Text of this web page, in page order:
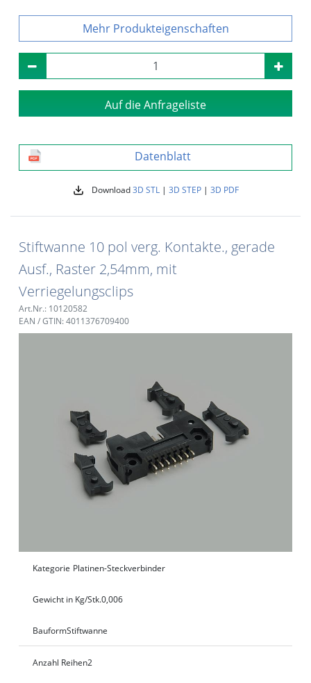
Produkteigenschaften
Auf die Anfrageliste
Datenblatt
Download3D STL| 3D STEP| 3D PDF
Stiftwanne 10 pol verg. Kontakte., gerade
Ausf., Raster 2,54mm, mit
Verriegelungsclips
Art.Nr.: 10120582
EAN / GTIN: 4011376709400
Kategorie Platinen-Steckverbinder
Gewicht in Kg/Stk.0,006
BauformStiftwanne
Anzahl Reihen2